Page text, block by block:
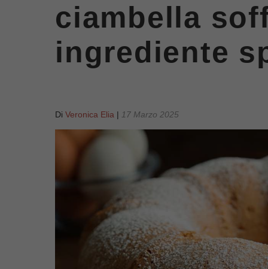
ciambella
ingrediente
Di Veronica Elia | 17 Marzo 2025